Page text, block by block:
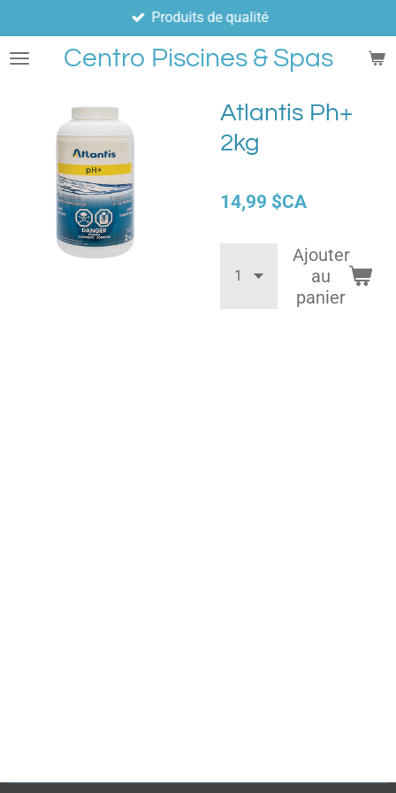
au
contenu Centro Piscines & Spas
Produits de qualité
Atlantis Ph+
2kg
14,99 $CA
Ajouter
au
panier